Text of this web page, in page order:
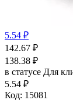
5.54 ₽
142.67 ₽
138.38 ₽
в статусе Для
5.54 ₽
Код: 15081